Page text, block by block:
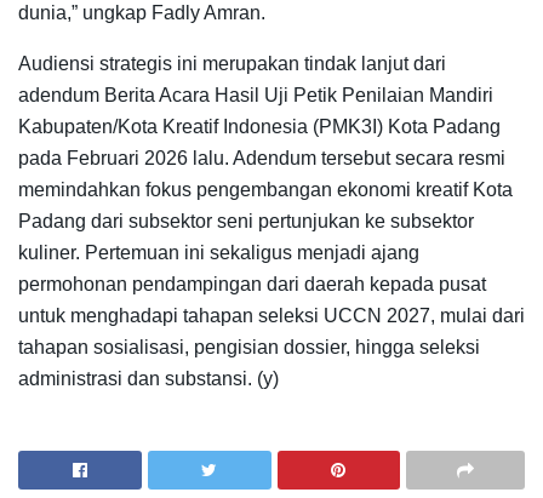
dunia,” ungkap Fadly Amran.
Audiensi strategis ini merupakan tindak lanjut dari
adendum Berita Acara Hasil Uji Petik Penilaian Mandiri
Kabupaten/Kota Kreatif Indonesia (PMK3I) Kota Padang
pada Februari 2026 lalu. Adendum tersebut secara resmi
memindahkan fokus pengembangan ekonomi kreatif Kota
Padang dari subsektor seni pertunjukan ke subsektor
kuliner. Pertemuan ini sekaligus menjadi ajang
permohonan pendampingan dari daerah kepada pusat
untuk menghadapi tahapan seleksi UCCN 2027, mulai dari
tahapan sosialisasi, pengisian dossier, hingga seleksi
administrasi dan substansi. (y)